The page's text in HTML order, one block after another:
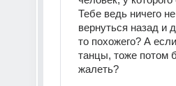
Тебе ведь ничего
вернуться назад и
то похожего? А
танцы, тоже потом
жалеть?